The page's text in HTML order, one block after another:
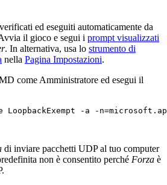
ed eseguiti automaticamente da
il gioco e segui i prompt visualizzati
. In alternativa, usa lo strumento di
nella Pagina Impostazioni.
come Amministratore ed esegui il
LoopbackExempt -a -n=
di inviare pacchetti UDP al tuo computer
non è consentito perché Forza è